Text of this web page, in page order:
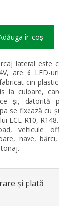
în coş
lateral este
are 6 LED-
din
la culoare,
și, datorită
se fixează cu
ECE R10,
vehicule
nave,
și plată